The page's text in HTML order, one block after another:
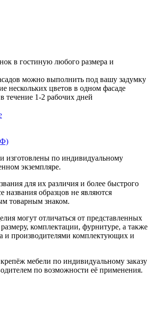
в гостиную любого размера и
можно выполнить под вашу задумку
нескольких цветов в одном фасаде
течение 1-2 рабочих дней
изготовлены по индивидуальному
экземпляре.
для их различия и более быстрого
названия образцов не являются
товарным знаком.
могут отличаться от представленных
комплектации, фурнитуре, а также
и производителями комплектующих и
мебели по индивидуальному заказу
по возможности её применения.